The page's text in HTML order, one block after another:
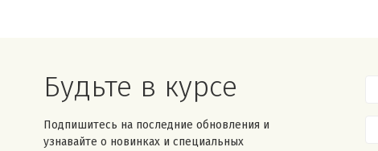
Будьте в курсе
Подпишитесь на последние обновления и
узнавайте о новинках и специальных